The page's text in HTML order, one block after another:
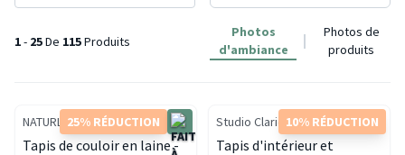
1- 25De 115Produits
Photos
d'ambiance
Photos de
produits
25% RÉDUCTION
NATURL.
Tapis de couloir en laine -
10% RÉDUCTION
Studio Clarice
Tapis d'intérieur et